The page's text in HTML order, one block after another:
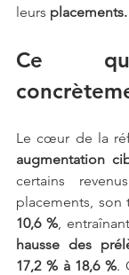
leurs placements.
Ce
augmentation
certains
placements, son
10,6 %
hausse des
17,2 % à 18,6 %.